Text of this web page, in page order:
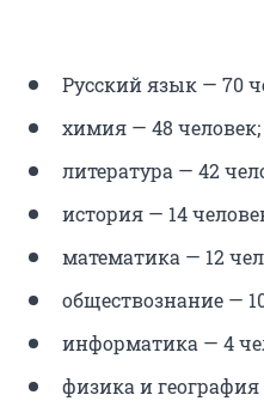
Русский язык — 70
химия — 48 человек;
литература — 42
история — 14
математика — 12
обществознание —
информатика — 4
физика и география